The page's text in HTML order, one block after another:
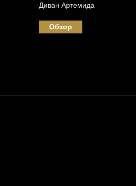
Диван Артемида
Обзор